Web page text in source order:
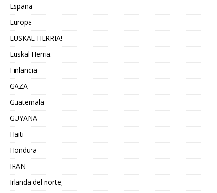
España
Europa
EUSKAL HERRIA!
Euskal Herria.
Finlandia
GAZA
Guatemala
GUYANA
Haiti
Hondura
IRAN
Irlanda del norte,